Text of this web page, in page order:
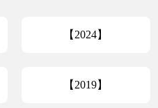
【2024】
【2019】